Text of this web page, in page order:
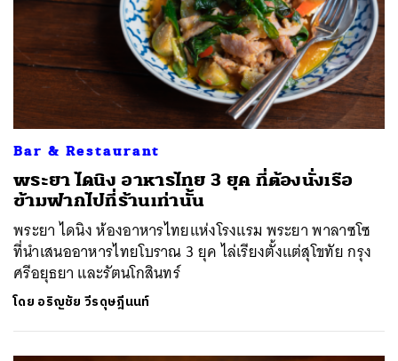
Bar & Restaurant
พระยา ไดนิง อาหารไทย 3 ยุค ที่ต้องนั่งเรือ
ข้ามฟากไปที่ร้านเท่านั้น
พระยา ไดนิง ห้องอาหารไทยแห่งโรงแรม พระยา พาลาซโซ
ที่นำเสนออาหารไทยโบราณ 3 ยุค ไล่เรียงตั้งแต่สุโขทัย กรุง
ศรีอยุธยา และรัตนโกสินทร์
โดย อริญชัย วีรดุษฎีนนท์